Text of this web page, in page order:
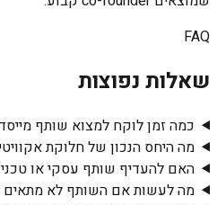
FAQ
שאלות נפוצות
כמה זמן לוקח למצוא שותף
מה היחס הנכון של חלוקת
האם להעדיף שותף עסקי או
מה לעשות אם השותף לא מתאים